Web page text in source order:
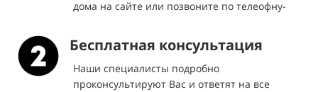
дома на сайте или позвоните по телеофну-
Бесплатная консультация
Наши специалисты подробно
проконсультируют Вас и ответят на все